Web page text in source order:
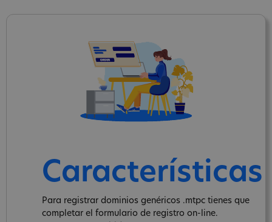
Características
Para registrar dominios genéricos .mtpc tienes que
completar el formulario de registro on-line.